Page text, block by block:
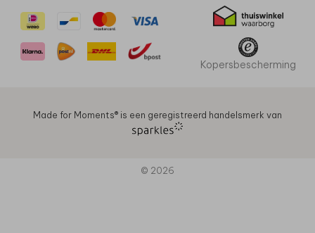
Kopersbescherming
Made for Moments®️ is een geregistreerd handelsmerk van
© 2026